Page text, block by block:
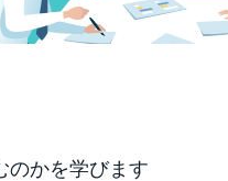
のかを学びます